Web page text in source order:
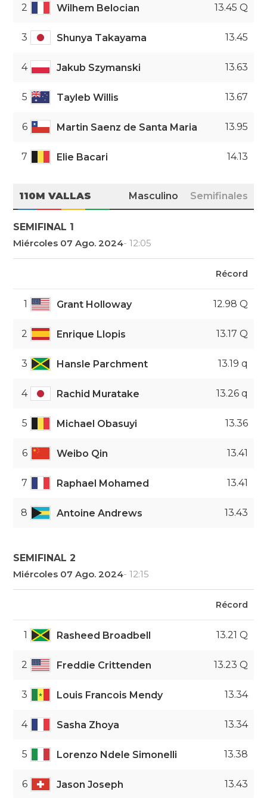
2 Wilhem Belocian 13.45 Q
3 Shunya Takayama 13.45
4 Jakub Szymanski 13.63
5 Tayleb Willis 13.67
6 Martin Saenz de Santa Maria 13.95
7 Elie Bacari 14.13
110M VALLAS Masculino Semifinales
SEMIFINAL 1
Miércoles 07 Ago. 2024- 12:05
Récord
1 Grant Holloway 12.98 Q
2 Enrique Llopis 13.17 Q
3 Hansle Parchment 13.19 q
4 Rachid Muratake 13.26 q
5 Michael Obasuyi 13.36
6 Weibo Qin 13.41
7 Raphael Mohamed 13.41
8 Antoine Andrews 13.43
SEMIFINAL 2
Miércoles 07 Ago. 2024- 12:15
Récord
1 Rasheed Broadbell 13.21 Q
2 Freddie Crittenden 13.23 Q
3 Louis Francois Mendy 13.34
4 Sasha Zhoya 13.34
5 Lorenzo Ndele Simonelli 13.38
6 Jason Joseph 13.43